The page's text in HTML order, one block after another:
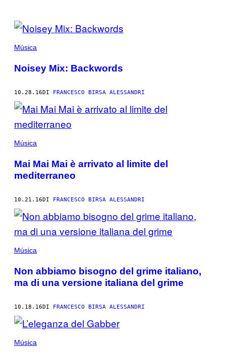
POSTS
BY
THIS
Música
Noisey Mix: Backwords
10.28.16DI FRANCESCO BIRSA ALESSANDRI
Música
Mai Mai Mai è arrivato al limite del
mediterraneo
10.21.16DI FRANCESCO BIRSA ALESSANDRI
Música
Non abbiamo bisogno del grime italiano,
ma di una versione italiana del grime
10.18.16DI FRANCESCO BIRSA ALESSANDRI
Música